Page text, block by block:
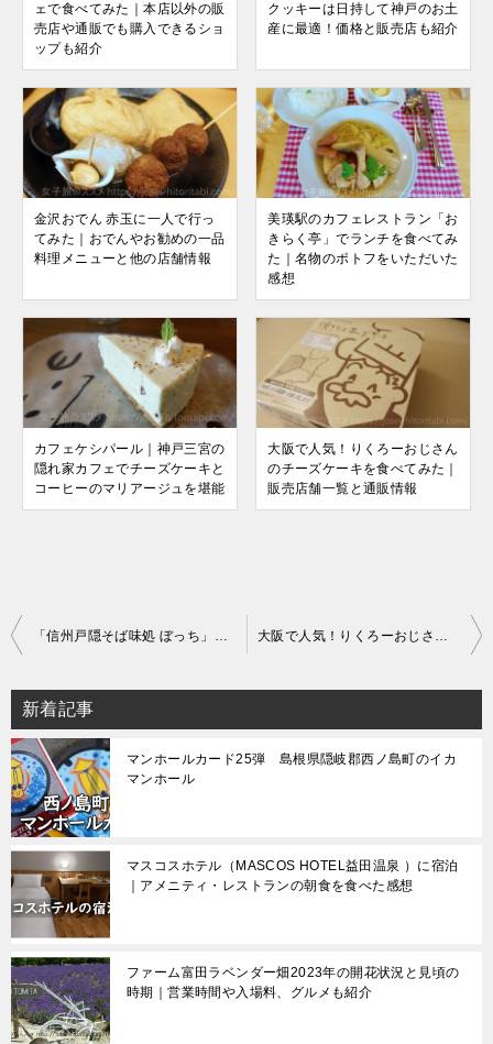
ェで食べてみた｜本店以外の販
売店や通販でも購入できるショ
ップも紹介
クッキーは日持して神戸のお土
産に最適！価格と販売店も紹介
金沢おでん 赤玉に一人で行っ
てみた｜おでんやお勧めの一品
料理メニューと他の店舗情報
美瑛駅のカフェレストラン「お
きらく亭」でランチを食べてみ
た｜名物のポトフをいただいた
感想
カフェケシパール｜神戸三宮の
隠れ家カフェでチーズケーキと
コーヒーのマリアージュを堪能
大阪で人気！りくろーおじさん
のチーズケーキを食べてみた｜
販売店舗一覧と通販情報
投
ナ
ビ
ゲ
ー
シ
ョ
ン
「信州戸隠そば味処 ぼっち」で限定メニューの戸隠蕎麦を食べてみた｜長野駅に近く人気店は行列必至 大阪で人気！りくろーおじさんのチーズケーキを食べてみた｜販売店舗一覧と通販情報
新着記事
マンホールカード25弾 島根県隠岐郡西ノ島町のイカ
マンホール
マスコスホテル（MASCOS HOTEL益田温泉 ）に宿泊
｜アメニティ・レストランの朝食を食べた感想
ファーム富田ラベンダー畑2023年の開花状況と見頃の
時期｜営業時間や入場料、グルメも紹介